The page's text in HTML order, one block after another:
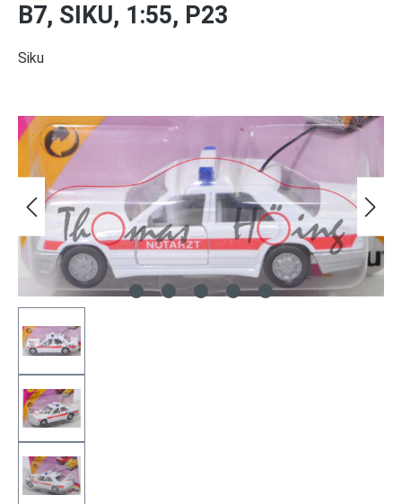
B7, SIKU, 1:55, P23
Siku
Bildergalerie überspringen